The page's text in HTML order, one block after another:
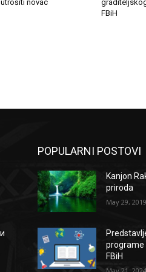
novac
FBiH
POPULARNI POSTOVI
Kanjon
priroda
May 29, 2019
programe
FBiH